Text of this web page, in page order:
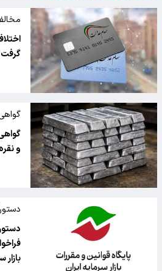
بورس
و
بازار